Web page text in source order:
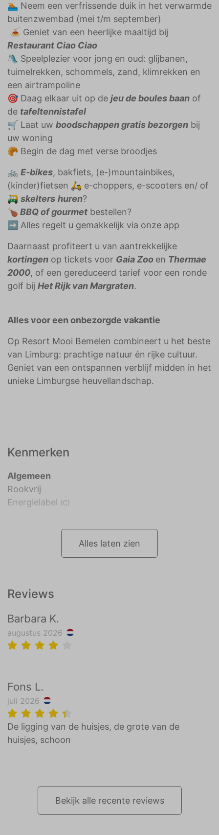
🏊🏼 Neem een verfrissende duik in het verwarmde
buitenzwembad (mei t/m september)
🍝 Geniet van een heerlijke maaltijd bij
Restaurant Ciao Ciao
🛝 Speelplezier voor jong en oud: glijbanen,
tuimelrekken, schommels, zand, klimrekken en
een airtrampoline
🎯 Daag elkaar uit op de jeu de boules baan of
de tafeltennistafel
🛒 Laat uw boodschappen gratis bezorgen bij
uw woning
🥐 Begin de dag met verse broodjes
🚲 E-bikes, bakfiets, (e-)mountainbikes,
(kinder)fietsen 🛵 e-choppers, e-scooters en/ of
🛺 skelters huren?
🍗 BBQ of gourmet bestellen?
➡️ Alles regelt u gemakkelijk via onze app
Daarnaast profiteert u van aantrekkelijke
kortingen op tickets voor Gaia Zoo en Thermae
2000, of een gereduceerd tarief voor een ronde
golf bij Het Rijk van Margraten.
Alles voor een onbezorgde vakantie
Op Resort Mooi Bemelen combineert u het beste
van Limburg: prachtige natuur én rijke cultuur.
Geniet van een ontspannen verblijf midden in het
unieke Limburgse heuvellandschap.
Kenmerken
Algemeen
Rookvrij
Energielabel (C)
Alles laten zien
Reviews
Barbara K.
augustus 2026
Fons L.
juli 2026
De ligging van de huisjes, de grote van de
huisjes, schoon
Bekijk alle recente reviews